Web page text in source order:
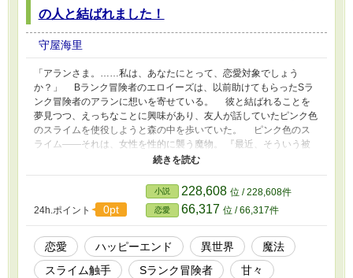
の人と結ばれました！
守屋海里
「アランさま。……私は、あなたにとって、恋愛対象でしょう
か？」 Bランク冒険者のエロイーズは、以前助けてもらったSラ
ンク冒険者のアランに想いを寄せている。 彼と結ばれることを
夢見つつ、えっちなことに興味があり、友人が話していたピンク色
のスライムを使役しようと森の中を歩いていた。 ピンク色のス
ライム――それは、女性を性的に襲う魔物。 『最近、そういう被
害が増えているみたいだから、ふたりとも気をつけるんだよ』
アランにそう心配されたが、エロイーズは甘い香りが漂う中歩き続
け、お目当てのスライムと契約を交わし―― 今まで知らなかっ
た快感をその身に刻むことになる。 さらに、エロイーズを心配
して彼女の家に来たアランに淫らに乱れているところを見られて
――？ ※ムーンライトノベルズさまにも投稿してます。
24h.ポイント 0pt
小説 228,608 位 / 228,608件
恋愛 66,317 位 / 66,317件
恋愛 ハッピーエンド 異世界
魔法
スライム触手
Sランク冒険者
甘々